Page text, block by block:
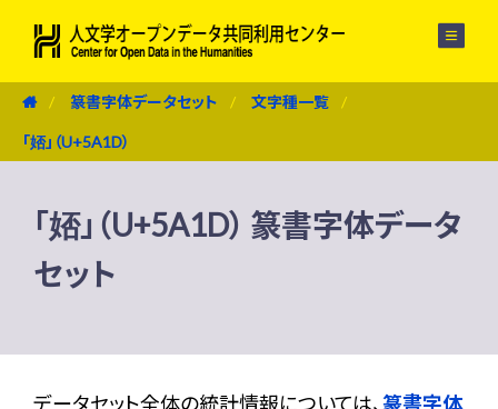
篆書字体データセット 文字種一覧
「娝」（U+5A1D）
「娝」（U+5A1D） 篆書字体データ
セット
データセット全体の統計情報については、篆書字体